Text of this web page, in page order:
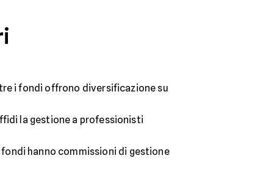
i fondi offrono diversificazione su
la gestione a professionisti
hanno commissioni di gestione